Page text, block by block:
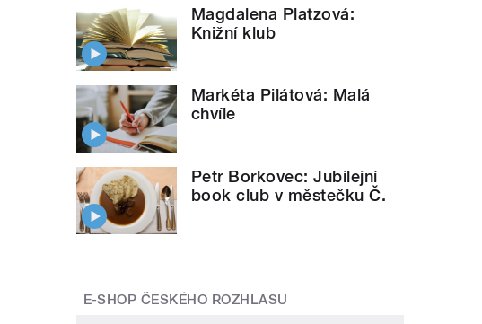
Magdalena Platzová:
Knižní klub
Markéta Pilátová: Malá
chvíle
Petr Borkovec: Jubilejní
book club v městečku Č.
E-SHOP ČESKÉHO ROZHLASU